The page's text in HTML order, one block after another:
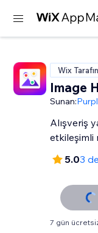
Wix
Image
Sunan:
Alışveriş
etkileşimli
5.03
7 gün